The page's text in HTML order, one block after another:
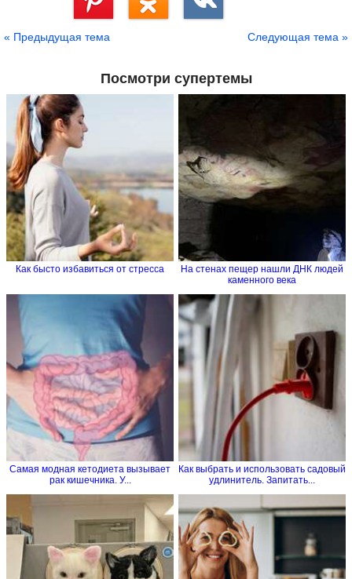
« Предыдущая тема Следующая тема »
Посмотри супертемы
Как бысто избавиться от стресса
На стенах пещер нашли ДНК людей
каменного века
Самая модная кетодиета вызывает
рак кишечника. У...
Как выбрать и использовать садовый
удлинитель. Запитать...